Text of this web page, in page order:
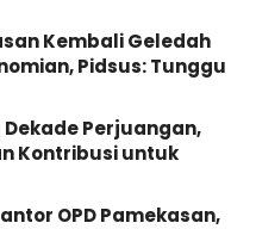
Kembali Geledah
Pidsus: Tunggu
Perjuangan,
Kontribusi untuk
OPD Pamekasan,